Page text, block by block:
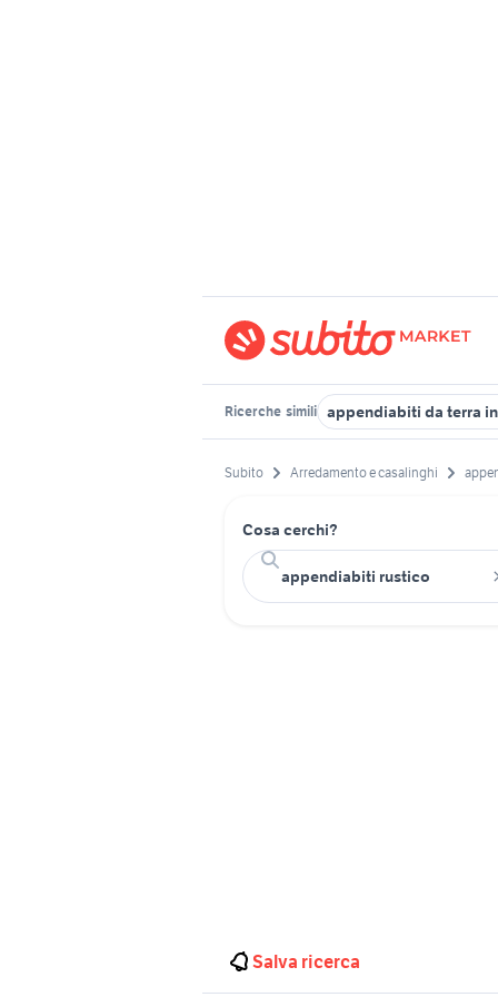
Ricerche simili appendiabiti da terra
Subito Arredamento e casalinghi
Cosa cerchi?
Salva ricerca